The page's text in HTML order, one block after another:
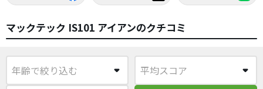
マックテック IS101 アイアンのクチコミ